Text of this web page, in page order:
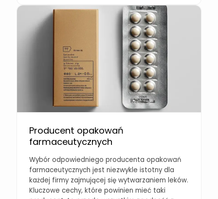
Producent opakowań
farmaceutycznych
Wybór odpowiedniego producenta opakowań
farmaceutycznych jest niezwykle istotny dla
każdej firmy zajmującej się wytwarzaniem leków.
Kluczowe cechy, które powinien mieć taki